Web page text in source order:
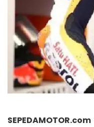
SEPEDAMOTOR.com